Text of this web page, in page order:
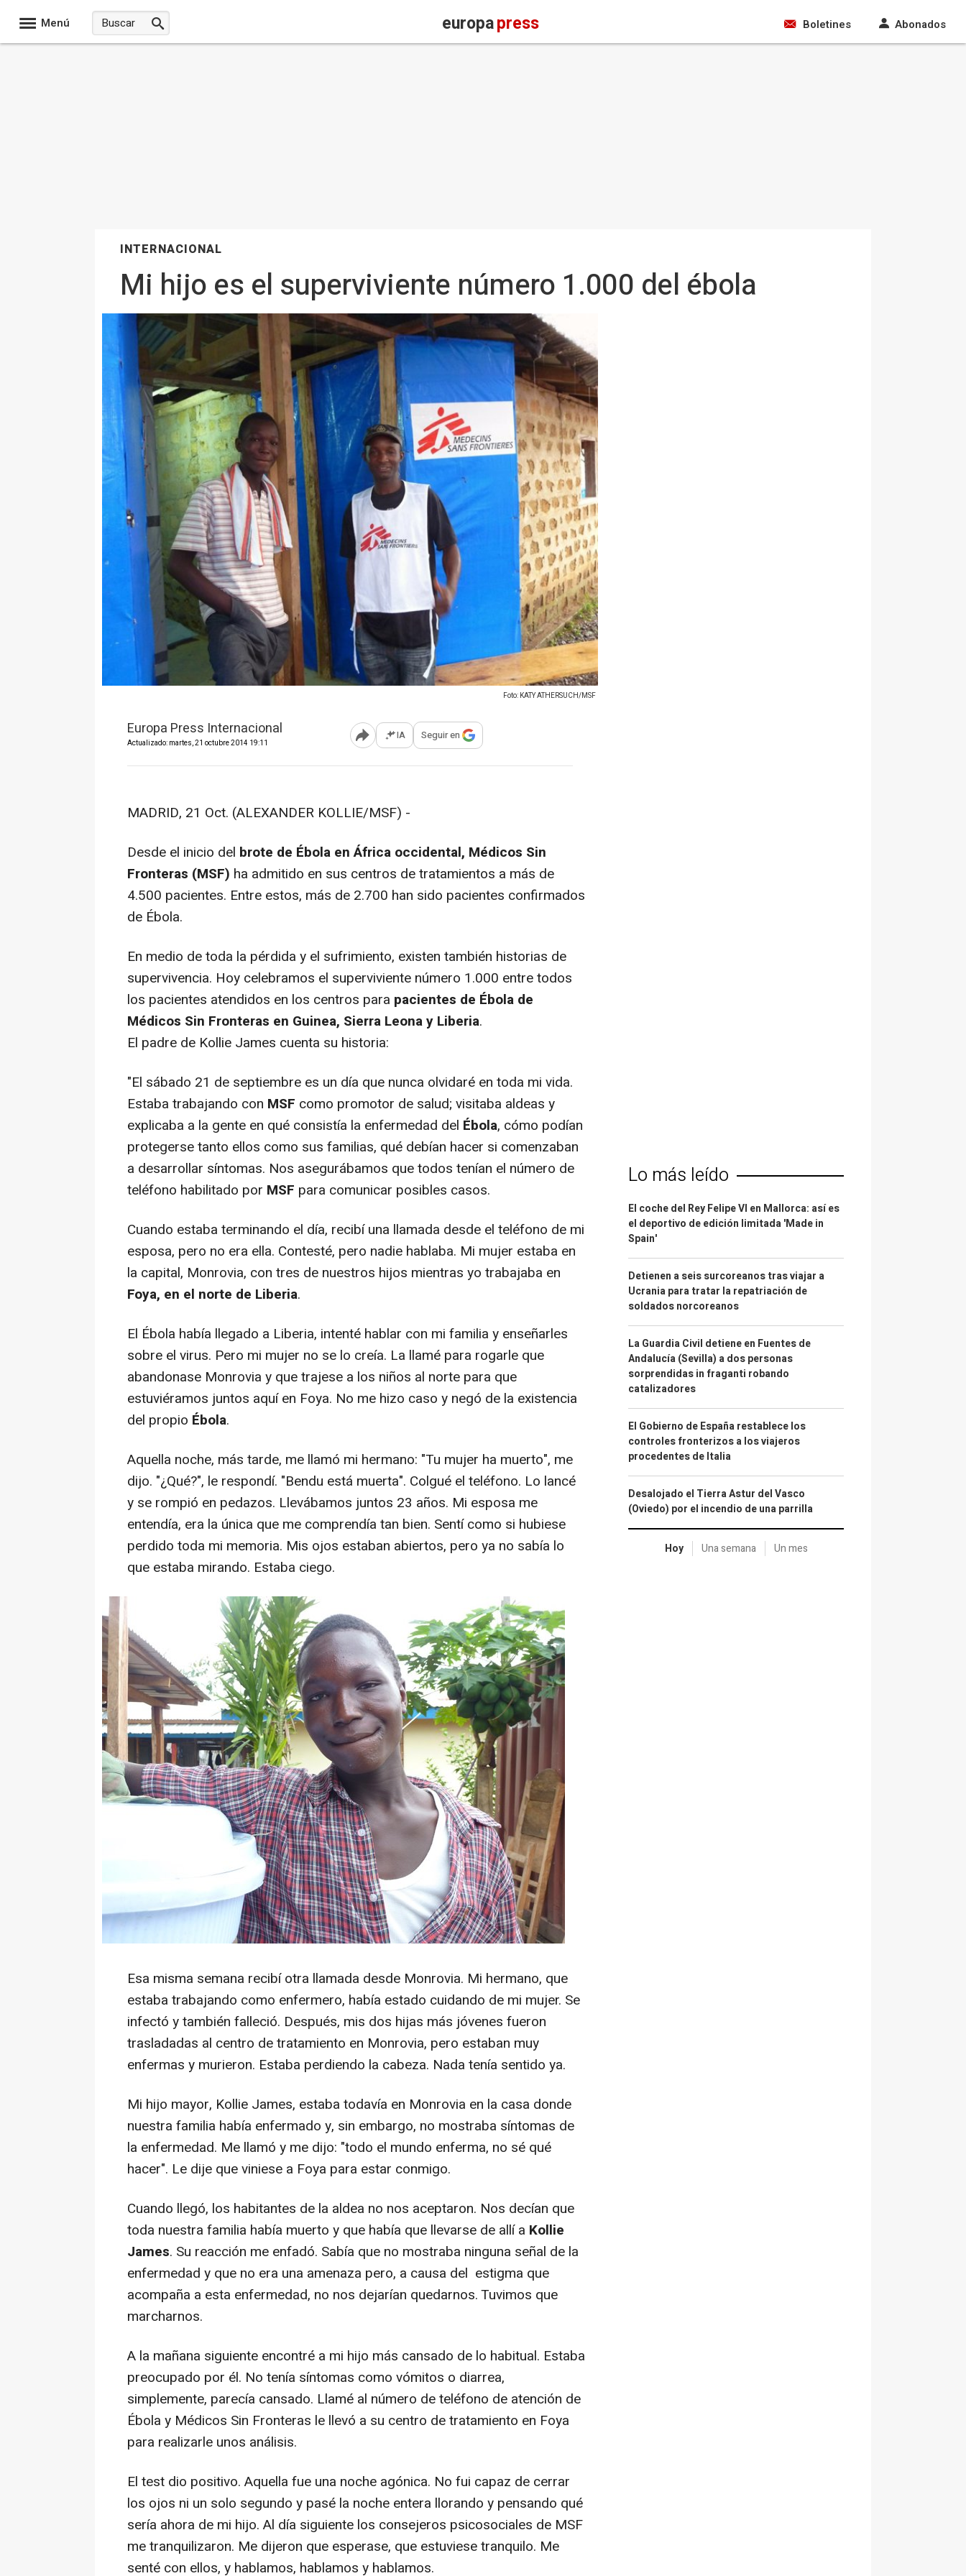
Menú europapress Boletines Abonados
INTERNACIONAL
Mi hijo es el superviviente número 1.000 del ébola
Foto: KATY ATHERSUCH/MSF
Europa Press Internacional
Actualizado: martes, 21 octubre 2014 19:11 Abrir opciones para compartir
IA Seguir en
MADRID, 21 Oct. (ALEXANDER KOLLIE/MSF) -
Desde el inicio del brote de Ébola en África occidental, Médicos Sin
Fronteras (MSF) ha admitido en sus centros de tratamientos a más de
4.500 pacientes. Entre estos, más de 2.700 han sido pacientes confirmados
de Ébola.
En medio de toda la pérdida y el sufrimiento, existen también historias de
supervivencia. Hoy celebramos el superviviente número 1.000 entre todos
los pacientes atendidos en los centros para pacientes de Ébola de
Médicos Sin Fronteras en Guinea, Sierra Leona y Liberia.
El padre de Kollie James cuenta su historia:
"El sábado 21 de septiembre es un día que nunca olvidaré en toda mi vida.
Estaba trabajando con MSF como promotor de salud; visitaba aldeas y
explicaba a la gente en qué consistía la enfermedad del Ébola, cómo podían
protegerse tanto ellos como sus familias, qué debían hacer si comenzaban
a desarrollar síntomas. Nos asegurábamos que todos tenían el número de
teléfono habilitado por MSF para comunicar posibles casos.
Cuando estaba terminando el día, recibí una llamada desde el teléfono de mi
esposa, pero no era ella. Contesté, pero nadie hablaba. Mi mujer estaba en
la capital, Monrovia, con tres de nuestros hijos mientras yo trabajaba en
Foya, en el norte de Liberia.
El Ébola había llegado a Liberia, intenté hablar con mi familia y enseñarles
sobre el virus. Pero mi mujer no se lo creía. La llamé para rogarle que
abandonase Monrovia y que trajese a los niños al norte para que
estuviéramos juntos aquí en Foya. No me hizo caso y negó de la existencia
del propio Ébola.
Aquella noche, más tarde, me llamó mi hermano: "Tu mujer ha muerto", me
dijo. "¿Qué?", le respondí. "Bendu está muerta". Colgué el teléfono. Lo lancé
y se rompió en pedazos. Llevábamos juntos 23 años. Mi esposa me
entendía, era la única que me comprendía tan bien. Sentí como si hubiese
perdido toda mi memoria. Mis ojos estaban abiertos, pero ya no sabía lo
que estaba mirando. Estaba ciego.
Esa misma semana recibí otra llamada desde Monrovia. Mi hermano, que
estaba trabajando como enfermero, había estado cuidando de mi mujer. Se
infectó y también falleció. Después, mis dos hijas más jóvenes fueron
trasladadas al centro de tratamiento en Monrovia, pero estaban muy
enfermas y murieron. Estaba perdiendo la cabeza. Nada tenía sentido ya.
Mi hijo mayor, Kollie James, estaba todavía en Monrovia en la casa donde
nuestra familia había enfermado y, sin embargo, no mostraba síntomas de
la enfermedad. Me llamó y me dijo: "todo el mundo enferma, no sé qué
hacer". Le dije que viniese a Foya para estar conmigo.
Cuando llegó, los habitantes de la aldea no nos aceptaron. Nos decían que
toda nuestra familia había muerto y que había que llevarse de allí a Kollie
James. Su reacción me enfadó. Sabía que no mostraba ninguna señal de la
enfermedad y que no era una amenaza pero, a causa del estigma que
acompaña a esta enfermedad, no nos dejarían quedarnos. Tuvimos que
marcharnos.
A la mañana siguiente encontré a mi hijo más cansado de lo habitual. Estaba
preocupado por él. No tenía síntomas como vómitos o diarrea,
simplemente, parecía cansado. Llamé al número de teléfono de atención de
Ébola y Médicos Sin Fronteras le llevó a su centro de tratamiento en Foya
para realizarle unos análisis.
El test dio positivo. Aquella fue una noche agónica. No fui capaz de cerrar
los ojos ni un solo segundo y pasé la noche entera llorando y pensando qué
sería ahora de mi hijo. Al día siguiente los consejeros psicosociales de MSF
me tranquilizaron. Me dijeron que esperase, que estuviese tranquilo. Me
senté con ellos, y hablamos, hablamos y hablamos.
Lo más leído
El coche del Rey Felipe VI en Mallorca: así es
el deportivo de edición limitada 'Made in
Spain'
Detienen a seis surcoreanos tras viajar a
Ucrania para tratar la repatriación de
soldados norcoreanos
La Guardia Civil detiene en Fuentes de
Andalucía (Sevilla) a dos personas
sorprendidas in fraganti robando
catalizadores
El Gobierno de España restablece los
controles fronterizos a los viajeros
procedentes de Italia
Desalojado el Tierra Astur del Vasco
(Oviedo) por el incendio de una parrilla
Hoy Una semana Un mes